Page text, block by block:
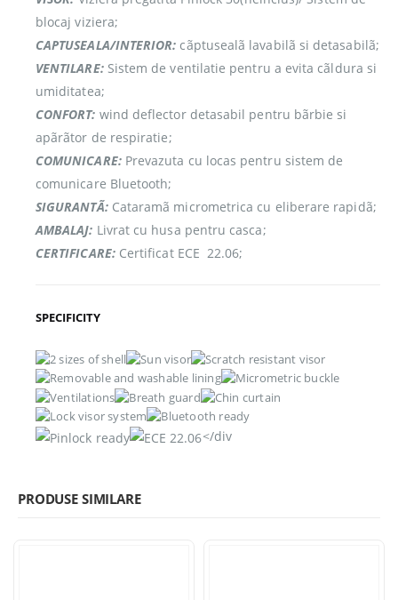
blocaj viziera;
CAPTUSEALA/INTERIOR: cãptusealã lavabilã si detasabilã;
VENTILARE:Sistem de ventilatie pentru a evita cãldura si
umiditatea;
CONFORT: wind deflector detasabil pentru bãrbie si
apãrãtor de respiratie;
COMUNICARE:Prevazuta cu locas pentru sistem de
comunicare Bluetooth;
SIGURANTÃ:Cataramã micrometrica cu eliberare rapidã;
AMBALAJ: Livrat cu husa pentru casca;
CERTIFICARE:Certificat ECE  22.06;
SPECIFICITY
</div
PRODUSE SIMILARE